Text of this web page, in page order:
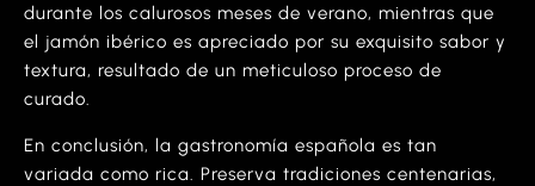
durante los calurosos meses de verano, mientras que
el jamón ibérico es apreciado por su exquisito sabor y
textura, resultado de un meticuloso proceso de
curado.
En conclusión, la gastronomía española es tan
variada como rica. Preserva tradiciones centenarias,